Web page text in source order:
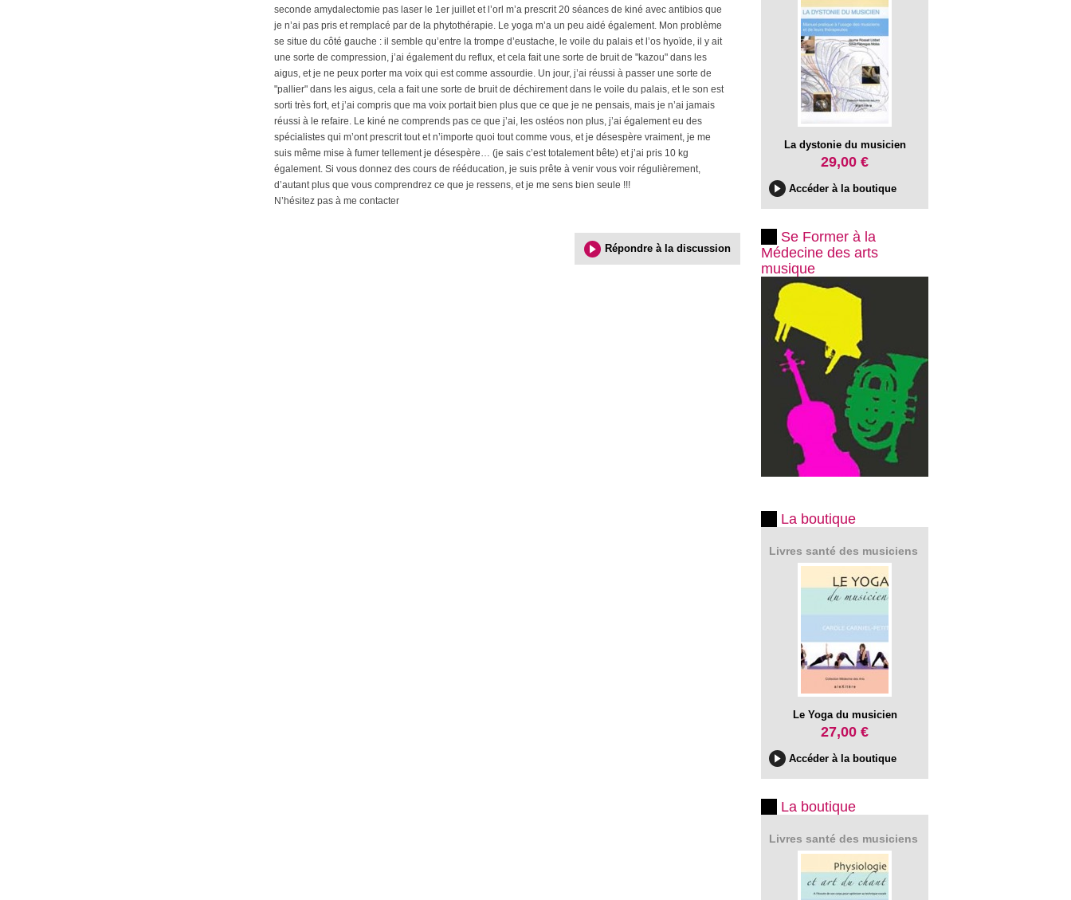
seconde amydalectomie pas laser le 1er juillet et l’orl m’a prescrit 20 séances de kiné avec antibios que
je n’ai pas pris et remplacé par de la phytothérapie. Le yoga m’a un peu aidé également. Mon problème
se situe du côté gauche : il semble qu’entre la trompe d’eustache, le voile du palais et l’os hyoïde, il y ait
une sorte de compression, j’ai également du reflux, et cela fait une sorte de bruit de "kazou" dans les
aigus, et je ne peux porter ma voix qui est comme assourdie. Un jour, j’ai réussi à passer une sorte de
"pallier" dans les aigus, cela a fait une sorte de bruit de déchirement dans le voile du palais, et le son est
sorti très fort, et j’ai compris que ma voix portait bien plus que ce que je ne pensais, mais je n’ai jamais
réussi à le refaire. Le kiné ne comprends pas ce que j’ai, les ostéos non plus, j’ai également eu des
spécialistes qui m’ont prescrit tout et n’importe quoi tout comme vous, et je désespère vraiment, je me
suis même mise à fumer tellement je désespère… (je sais c’est totalement bête) et j’ai pris 10 kg
également. Si vous donnez des cours de rééducation, je suis prête à venir vous voir régulièrement,
d’autant plus que vous comprendrez ce que je ressens, et je me sens bien seule !!!
N’hésitez pas à me contacter
Répondre à la discussion
La dystonie du musicien
29,00 €
Accéder à la boutique
Se Former à la
Médecine des arts
musique
La boutique
Livres santé des musiciens
Le Yoga du musicien
27,00 €
Accéder à la boutique
La boutique
Livres santé des musiciens